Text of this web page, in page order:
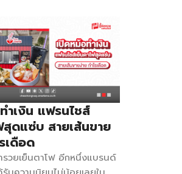
ออกมาสร้างอาชีพต่อ แต่ใน
ก็รู้กันดีว่าอันไหนที่ฮิตกันมาก
ช่วงหนึ่งเท่านั้น ลูกค้าแค่
ห้รู้ ตามเทรนด์สังคม พอหมด
คนนิยม ก็มีความเสี่ยงเจ๊งได้
ริหารที่ได้มาตรฐาน
นการนำระบบการทำงานของ
ด์มาใช้บริหารงานต่อ มีปรับ
ต่ละพื้นที่ ดังนั้นแบรนด์ใดที่
มีระบบดูแลทุกส่วนของ
อกวิธีการคัดเลือกแฟรนไชส์ที่
น ตอบโจทย์ตลาด ลงทุนไปยัง
! 1.สำรวจตลาดก่อนว่าต้องการ
นั้นมีอยู่หลายประเภททั้งอาหาร
ค้า บริการ เครื่องจำหน่าย
ติ ฯลฯ ไม่ต้องไปที่ไหนไกล
แถวบ้านคุณว่านิยมใช้สินค้า
านเครื่องดื่มน้อย ร้านชานม
ห็น เราก็อาจเลือกแบรนด์ชา
บรนด์มาเปิด และชานมก็ยัง
ำเงิน แฟรนไชส์
สุดแซ่บ สายเส้นขาย
เดือด
รวยเย็นตาโฟ อีกหนึ่งแบรนด์